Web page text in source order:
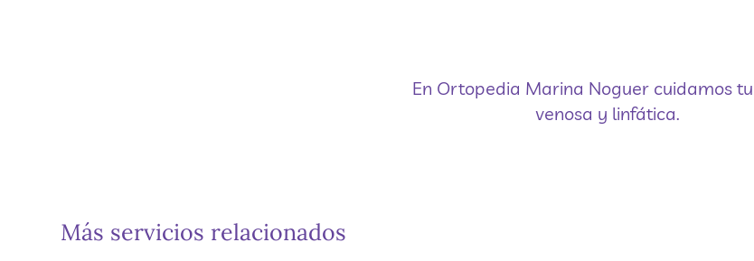
En Ortopedia Marina Noguer cuidamos
venosa y linfática.
Más servicios relacionados